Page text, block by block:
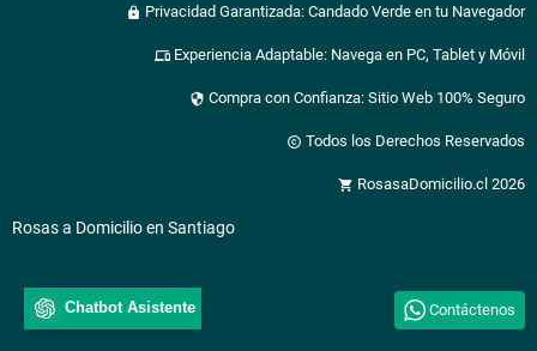
Chatbot Asistente
lock Privacidad Garantizada: Candado Verde en tu Navegador
devices Experiencia Adaptable: Navega en PC, Tablet y Móvil
security Compra con Confianza: Sitio Web 100% Seguro
copyright Todos los Derechos Reservados
shopping_cart RosasaDomicilio.cl 2026
Rosas a Domicilio en Santiago
Contáctenos